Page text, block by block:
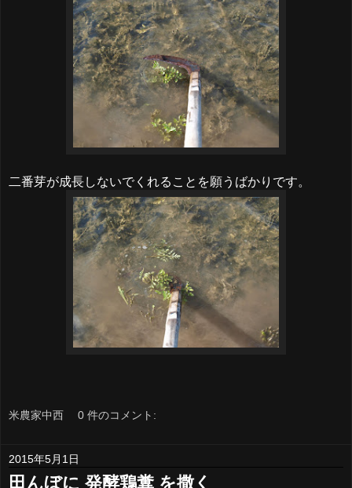
二番芽が成長しないでくれることを願うばかりです。
米農家中西 0 件のコメント:
2015年5月1日
田んぼに 発酵鶏糞 を撒く